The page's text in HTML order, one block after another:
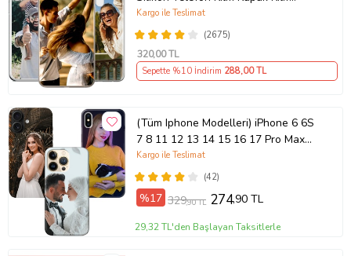
(Telefon Modelleri Açıklamada)
(2675)
Kargo ile Teslimat
320,00 TL
Sepette %10 İndirim 288,00 TL
(Tüm Iphone Modelleri) iPhone 6 6S
7 8 11 12 13 14 15 16 17 Pro Max
Plus Mini Kişiye Özel Resimli
Fotoğraflı Kılıf(42)
Kargo ile Teslimat
%17 329,90 TL 274,90 TL
29,32 TL'den Başlayan Taksitlerle